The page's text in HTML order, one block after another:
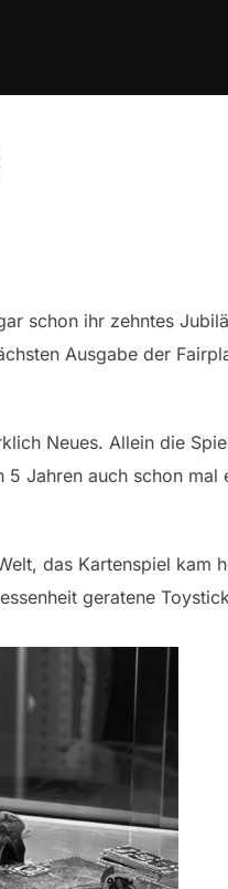
schon ihr zehntes
Ausgabe der
Neues. Allein die
Jahren auch schon mal
das Kartenspiel kam
geratene